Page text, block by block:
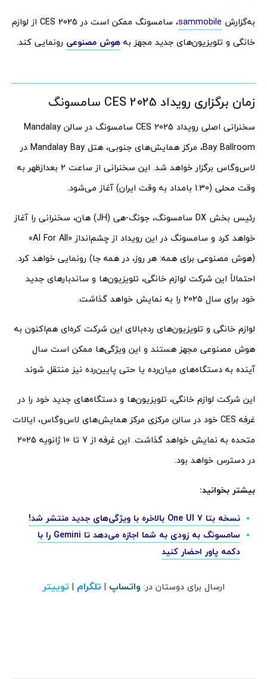
به‌گزارش sammobile
، سامسونگ ممکن است در CES 2025 از لوازم
خانگی و تلویزیون‌های جدید مجهز به هوش مصنوعی رونمایی کند.
زمان برگزاری رویداد CES 2025 سامسونگ
سخنرانی اصلی رویداد CES 2025 سامسونگ در سالن Mandalay
Bay Ballroom، مرکز همایش‌های جنوبی، هتل Mandalay Bay در
لاس‌وگاس برگزار خواهد شد. این سخنرانی از ساعت 2 بعدازظهر به
وقت محلی (1:30 بامداد به وقت ایران) آغاز می‌شود.
رئیس بخش DX سامسونگ، جونگ-هی (JH) هان، سخنرانی را آغاز
خواهد کرد و سامسونگ در این رویداد از چشم‌انداز «AI For All»
(هوش مصنوعی برای همه: هر روز، در همه جا) رونمایی خواهد کرد.
احتمالاً این شرکت لوازم خانگی، تلویزیون‌ها و ساندبارهای جدید
خود برای سال 2025 را به نمایش خواهد گذاشت.
لوازم خانگی و تلویزیون‌های رده‌بالای این شرکت کره‌ای هم‌اکنون به
هوش مصنوعی مجهز هستند و این ویژگی‌ها ممکن است سال
آینده به دستگاه‌های میان‌رده یا حتی پایین‌رده نیز منتقل شوند.
این شرکت لوازم خانگی، تلویزیون‌ها و دستگاه‌های جدید خود را در
غرفه CES خود در سالن مرکزی مرکز همایش‌های لاس‌وگاس، ایالات
متحده به نمایش خواهد گذاشت. این غرفه از 7 تا 10 ژانویه 2025
در دسترس خواهد بود.
بیشتر بخوانید:
نسخه بتا One UI 7 بالاخره با ویژگی‌های جدید منتشر شد!
سامسونگ به زودی به شما اجازه می‌دهد تا Gemini را با
دکمه پاور احضار کنید
ارسال برای دوستان در: واتساپ | تلگرام | توییتر